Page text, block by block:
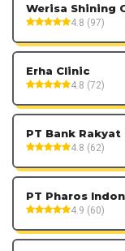
Werisa Shining
4.8 (97)
Erha Clinic
4.8 (72)
PT Bank
4.8 (62)
PT Pharos
4.9 (60)